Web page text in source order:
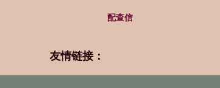
配查信
友情链接：